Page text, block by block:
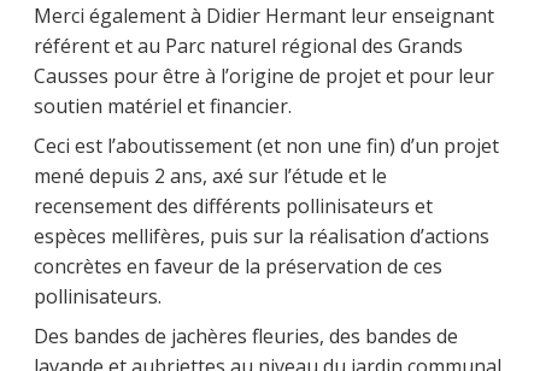
Merci également à Didier Hermant leur enseignant
référent et au Parc naturel régional des Grands
Causses pour être à l’origine de projet et pour leur
soutien matériel et financier.
Ceci est l’aboutissement (et non une fin) d’un projet
mené depuis 2 ans, axé sur l’étude et le
recensement des différents pollinisateurs et
espèces mellifères, puis sur la réalisation d’actions
concrètes en faveur de la préservation de ces
pollinisateurs.
Des bandes de jachères fleuries, des bandes de